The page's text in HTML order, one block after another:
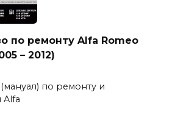
по ремонту Alfa Romeo
– 2012)
по ремонту и
Alfa